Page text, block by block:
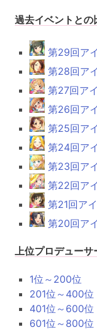
過去イベントとの
第29回ア
第28回ア
第27回ア
第26回ア
第25回ア
第24回ア
第23回ア
第22回ア
第21回ア
第20回ア
上位プロデュー
1位～200位
201位～400位
401位～600位
601位～800位